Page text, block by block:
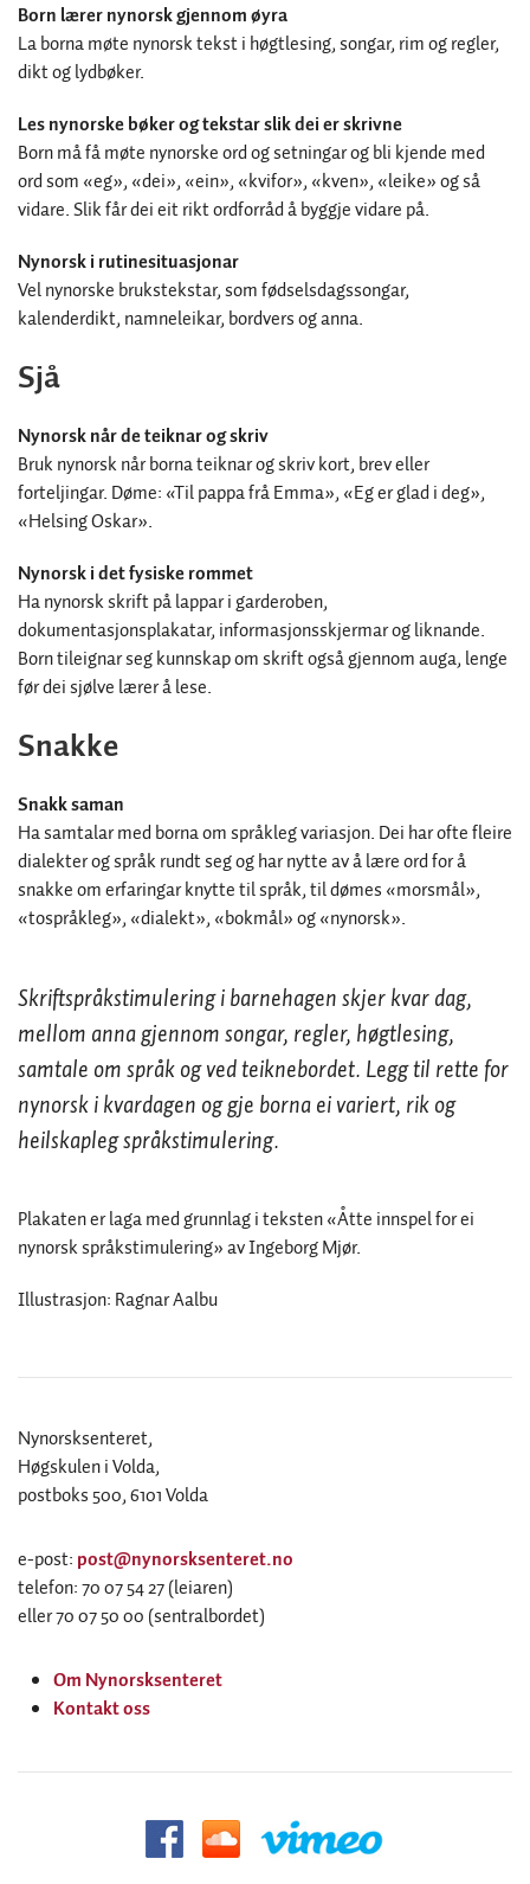
Born lærer nynorsk gjennom øyra
La borna møte nynorsk tekst i høgtlesing, songar, rim og regler,
dikt og lydbøker.
Les nynorske bøker og tekstar slik dei er skrivne
Born må få møte nynorske ord og setningar og bli kjende med
ord som «eg», «dei», «ein», «kvifor», «kven», «leike» og så
vidare. Slik får dei eit rikt ordforråd å byggje vidare på.
Nynorsk i rutinesituasjonar
Vel nynorske brukstekstar, som fødselsdagssongar,
kalenderdikt, namneleikar, bordvers og anna.
Sjå
Nynorsk når de teiknar og skriv
Bruk nynorsk når borna teiknar og skriv kort, brev eller
forteljingar. Døme: «Til pappa frå Emma», «Eg er glad i deg»,
«Helsing Oskar».
Nynorsk i det fysiske rommet
Ha nynorsk skrift på lappar i garderoben,
dokumentasjonsplakatar, informasjonsskjermar og liknande.
Born tileignar seg kunnskap om skrift også gjennom auga, lenge
før dei sjølve lærer å lese.
Snakke
Snakk saman
Ha samtalar med borna om språkleg variasjon. Dei har ofte fleire
dialekter og språk rundt seg og har nytte av å lære ord for å
snakke om erfaringar knytte til språk, til dømes «morsmål»,
«tospråkleg», «dialekt», «bokmål» og «nynorsk».
Skriftspråkstimulering i barnehagen skjer kvar dag,
mellom anna gjennom songar, regler, høgtlesing,
samtale om språk og ved teiknebordet. Legg til rette for
nynorsk i kvardagen og gje borna ei variert, rik og
heilskapleg språkstimulering.
Plakaten er laga med grunnlag i teksten «Åtte innspel for ei
nynorsk språkstimulering» av Ingeborg Mjør.
Illustrasjon: Ragnar Aalbu
Nynorsksenteret,
Høgskulen i Volda,
postboks 500, 6101 Volda
e-post: post@nynorsksenteret.no
telefon: 70 07 54 27 (leiaren)
eller 70 07 50 00 (sentralbordet)
Om Nynorsksenteret
Kontakt oss